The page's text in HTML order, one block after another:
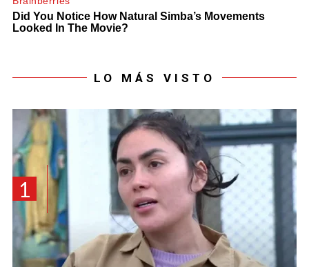
LO MÁS VISTO
1